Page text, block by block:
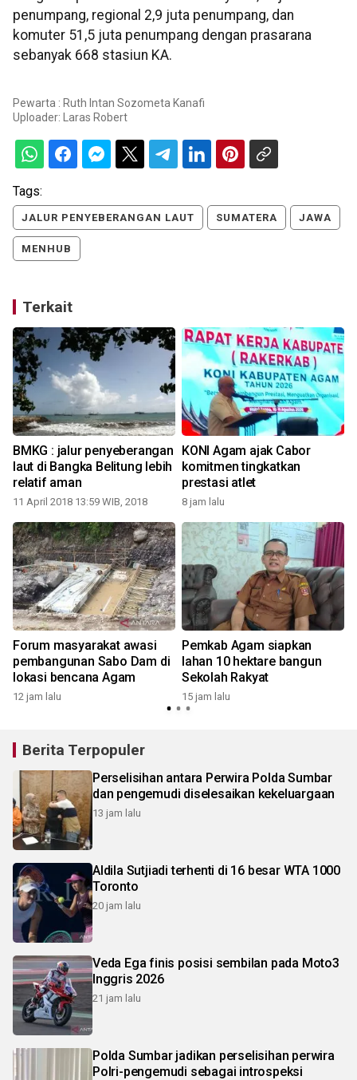
penumpang, regional 2,9 juta penumpang, dan
komuter 51,5 juta penumpang dengan prasarana
sebanyak 668 stasiun KA.
Pewarta : Ruth Intan Sozometa Kanafi
Uploader:
Laras Robert
Tags:
JALUR PENYEBERANGAN LAUT SUMATERA JAWA
MENHUB
Terkait
BMKG : jalur penyeberangan
laut di Bangka Belitung lebih
relatif aman
11 April 2018 13:59 WIB, 2018
KONI Agam ajak Cabor
komitmen tingkatkan
prestasi atlet
8 jam lalu
Forum masyarakat awasi
pembangunan Sabo Dam di
lokasi bencana Agam
12 jam lalu
Pemkab Agam siapkan
lahan 10 hektare bangun
Sekolah Rakyat
15 jam lalu
Berita Terpopuler
Perselisihan antara Perwira Polda Sumbar
dan pengemudi diselesaikan kekeluargaan
13 jam lalu
Aldila Sutjiadi terhenti di 16 besar WTA 1000
Toronto
20 jam lalu
Veda Ega finis posisi sembilan pada Moto3
Inggris 2026
21 jam lalu
Polda Sumbar jadikan perselisihan perwira
Polri-pengemudi sebagai introspeksi